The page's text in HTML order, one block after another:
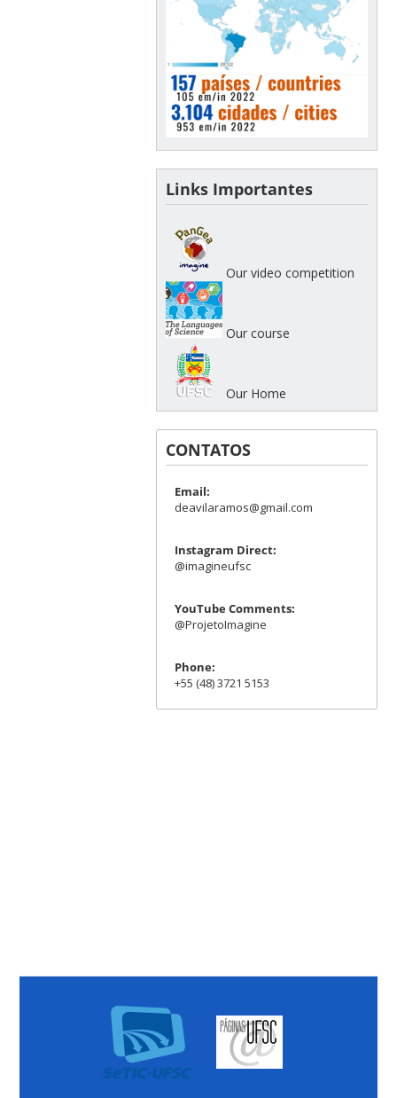
Links Importantes
Our video competition
Our course
Our Home
CONTATOS
Email:
deavilaramos@gmail.com
Instagram Direct:
@imagineufsc
YouTube Comments:
@ProjetoImagine
Phone:
+55 (48) 3721 5153